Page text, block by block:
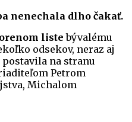
nenechala dlho čakať.
listebývalému
odsekov, neraz aj
postavila na stranu
Petrom
Michalom